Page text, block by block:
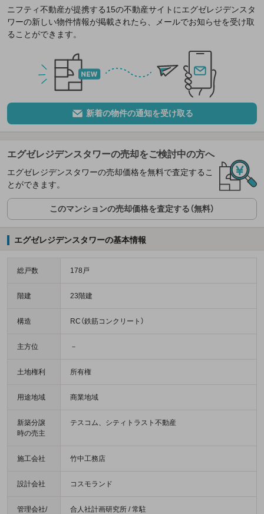
ニフティ不動産が提携する15の不動産サイトにエグゼレジデンスタ
ワーの新しい物件情報が掲載されたら、メールでお知らせを受け取
ることができます。
新着の物件の通知を受け取る
エグゼレジデンスタワーの売却をご検討中の方へ
エグゼレジデンスタワーの売却価格を無料で査定するこ
とができます。
このマンションの売却価格を査定する（無料）
エグゼレジデンスタワーの基本情報
総戸数 178戸
階建 23階建
構造 RC（鉄筋コンクリート）
主方位 －
土地権利 所有権
用途地域 商業地域
新築分譲
時の売主
テスコム、シティトラスト不動産
施工会社 竹中工務店
設計会社 コスモランド
管理会社/
合人社計画研究所 / 常駐